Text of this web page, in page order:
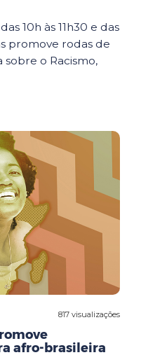
10h às 11h30 e das
promove rodas de
o Racismo,
817 visualizações
afro-brasileira